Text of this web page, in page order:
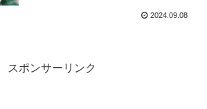
2024.09.08
スポンサーリンク